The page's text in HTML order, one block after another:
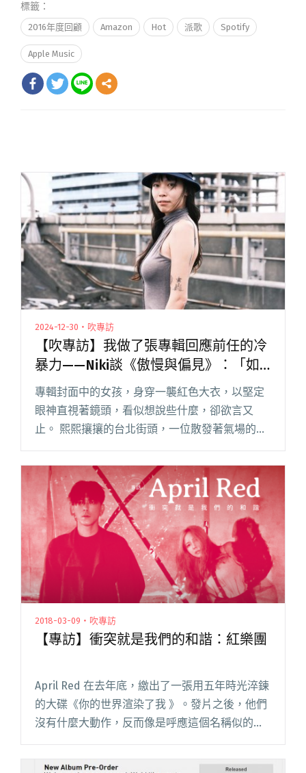
標籤：
2016年度回顧 Amazon Hot 派歌 Spotify
Apple Music
2024-12-30・吹專訪
【吹專訪】我做了張專輯回應前任的冷
暴力——Niki談《傲慢與偏見》：「如
果不想被這樣的字句紀念，就不要給我
這種靈感吧。」
專輯封面中的女孩，身穿一襲紅色大衣，以堅定
眼神直視著鏡頭，看似想說些什麼，卻欲言又
止。 熙熙攘攘的台北街頭，一位散發著氣場的女
生吸引了我的目光，她踩著強烈風格的皮草襪
套，頸上配戴著份量感的金屬飾品，頭上頂著標
誌性的黑帽，指尖夾著香菸，步伐輕閱讀全文
"【吹專訪】我做了張專輯回應前任的冷暴力——
Niki談《傲慢與偏見》：「如果不想被這樣的字
句紀念，就不要給我這種靈感吧。」"
2018-03-09・吹專訪
【專訪】衝突就是我們的和諧：紅樂團
April Red 在去年底，繳出了一張用五年時光淬鍊
的大碟《你的世界渲染了我 》。發片之後，他們
沒有什麼大動作，反而像是呼應這個名稱似的，
即將回到主場台北，舉行一場融合視覺與聽覺，